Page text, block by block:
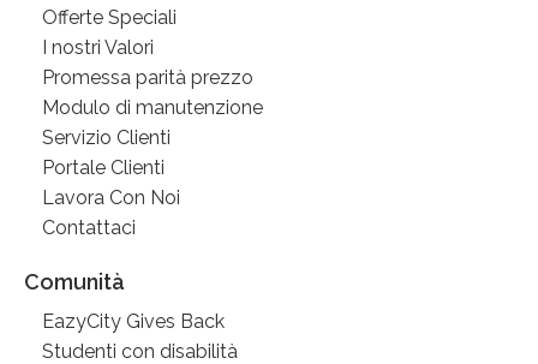
Offerte Speciali
I nostri Valori
Promessa parità prezzo
Modulo di manutenzione
Servizio Clienti
Portale Clienti
Lavora Con Noi
Contattaci
Comunità
EazyCity Gives Back
Studenti con disabilità